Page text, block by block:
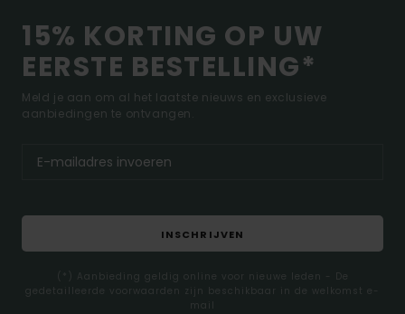
15% KORTING OP UW
EERSTE BESTELLING*
Meld je aan om al het laatste nieuws en exclusieve
aanbiedingen te ontvangen.
INSCHRIJVEN
(*) Aanbieding geldig online voor nieuwe leden - De
gedetailleerde voorwaarden zijn beschikbaar in de welkomst e-
mail